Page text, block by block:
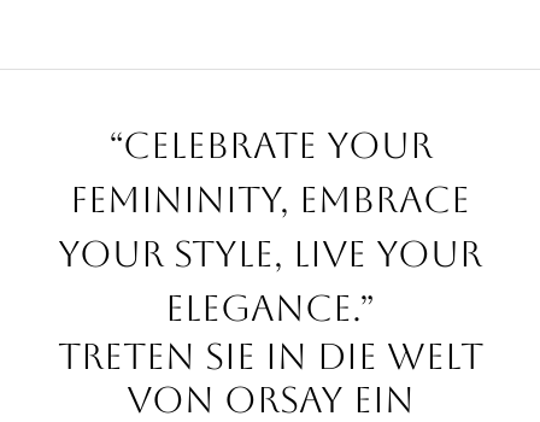
“Celebrate your
femininity, embrace
your style, live your
elegance.”
Treten Sie in die Welt
von Orsay ein